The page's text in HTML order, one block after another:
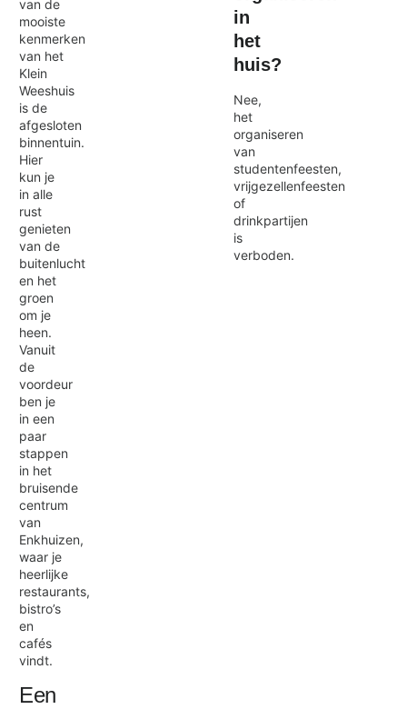
van de
mooiste
kenmerken
van het
Klein
Weeshuis
is de
afgesloten
binnentuin.
Hier
kun je
in alle
rust
genieten
van de
buitenlucht
en het
groen
om je
heen.
Vanuit
de
voordeur
ben je
in een
paar
stappen
in het
bruisende
centrum
van
Enkhuizen,
waar je
heerlijke
restaurants,
bistro’s
en
cafés
vindt.
Een
in
het
huis?
Nee,
het
organiseren
van
studentenfeesten,
vrijgezellenfeesten
of
drinkpartijen
is
verboden.